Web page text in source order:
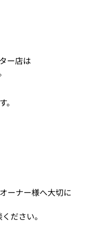
ー店は
ーナー様へ大切に
ださい。